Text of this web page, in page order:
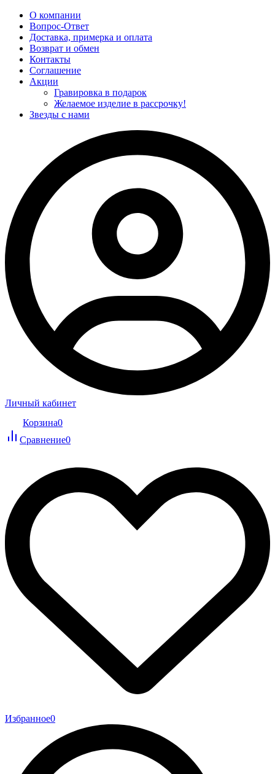
О компании
Вопрос-Ответ
Доставка, примерка и оплата
Возврат и обмен
Контакты
Соглашение
Акции
Гравировка в подарок
Желаемое изделие в рассрочку!
Звезды с нами
Личный кабинет
Корзина0
Сравнение0
Избранное0